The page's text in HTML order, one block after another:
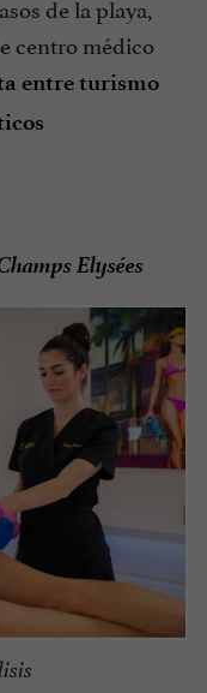
de la playa,
centro médico
entre turismo
Elysées